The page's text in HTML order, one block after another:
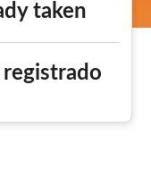
taken
registrado